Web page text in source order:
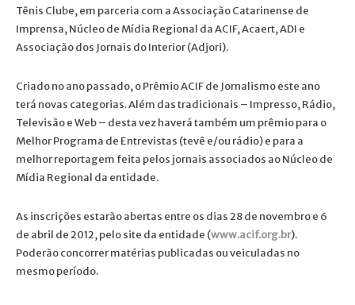
Tênis Clube, em parceria com a Associação Catarinense de
Imprensa, Núcleo de Mídia Regional da ACIF, Acaert, ADI e
Associação dos Jornais do Interior (Adjori).
Criado no ano passado, o Prêmio ACIF de Jornalismo este ano
terá novas categorias. Além das tradicionais – Impresso, Rádio,
Televisão e Web – desta vez haverá também um prêmio para o
Melhor Programa de Entrevistas (tevê e/ou rádio) e para a
melhor reportagem feita pelos jornais associados ao Núcleo de
Mídia Regional da entidade.
As inscrições estarão abertas entre os dias 28 de novembro e 6
de abril de 2012, pelo site da entidade (www.acif.org.br).
Poderão concorrer matérias publicadas ou veiculadas no
mesmo período.